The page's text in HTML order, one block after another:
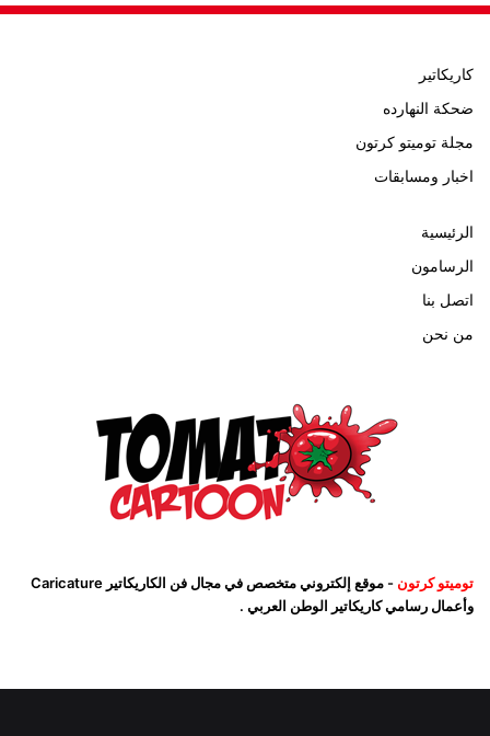
كاريكاتير
ضحكة النهارده
مجلة توميتو كرتون
اخبار ومسابقات
الرئيسية
الرسامون
اتصل بنا
من نحن
توميتو كرتون
- موقع إلكتروني متخصص في مجال فن الكاريكاتير Caricature
وأعمال رسامي كاريكاتير الوطن العربي .